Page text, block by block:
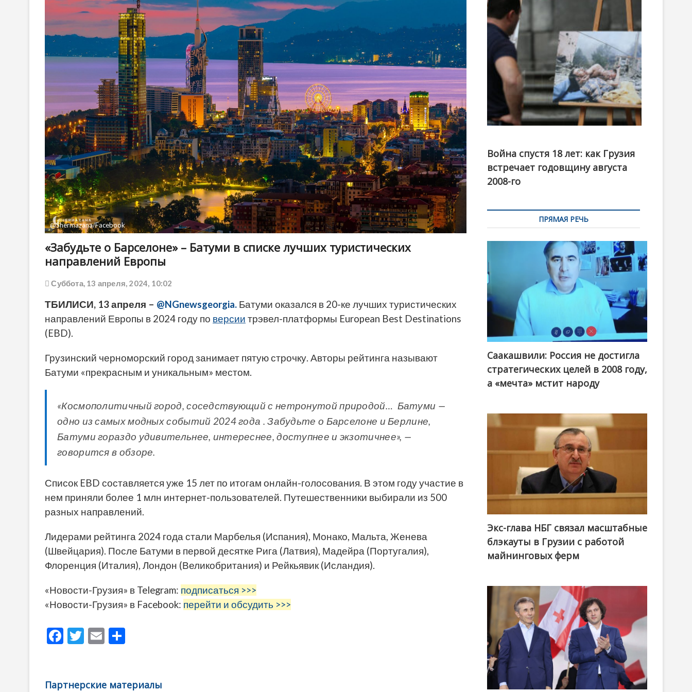
o
n
@Shermazana/Facebook
«Забудьте о Барселоне» – Батуми в списке лучших туристических
направлений Европы
Суббота, 13 апреля, 2024, 10:02
ТБИЛИСИ, 13 апреля – @NGnewsgeorgia. Батуми оказался в 20-ке лучших туристических
направлений Европы в 2024 году по версии трэвел-платформы European Best Destinations
(EBD).
Грузинский черноморский город занимает пятую строчку. Авторы рейтинга называют
Батуми «прекрасным и уникальным» местом.
«Космополитичный город, соседствующий с нетронутой природой… Батуми —
одно из самых модных событий 2024 года . Забудьте о Барселоне и Берлине,
Батуми гораздо удивительнее, интереснее, доступнее и экзотичнее», —
говорится в обзоре.
Список EBD составляется уже 15 лет по итогам онлайн-голосования. В этом году участие в
нем приняли более 1 млн интернет-пользователей. Путешественники выбирали из 500
разных направлений.
Лидерами рейтинга 2024 года стали Марбелья (Испания), Монако, Мальта, Женева
(Швейцария). После Батуми в первой десятке Рига (Латвия), Мадейра (Португалия),
Флоренция (Италия), Лондон (Великобритания) и Рейкьявик (Исландия).
«Новости-Грузия» в Telegram: подписаться >>>
«Новости-Грузия» в Facebook: перейти и обсудить >>>
F
b
T
er
E
l
а
Партнерские материалы
канал
Война спустя 18 лет: как Грузия
встречает годовщину августа
2008-го
ПРЯМАЯ РЕЧЬ
Саакашвили: Россия не достигла
стратегических целей в 2008 году,
а «мечта» мстит народу
Экс-глава НБГ связал масштабные
блэкауты в Грузии с работой
майнинговых ферм